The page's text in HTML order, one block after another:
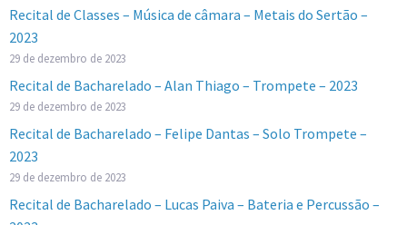
Recital de Classes – Música de câmara – Metais do Sertão –
2023
29 de dezembro de 2023
Recital de Bacharelado – Alan Thiago – Trompete – 2023
29 de dezembro de 2023
Recital de Bacharelado – Felipe Dantas – Solo Trompete –
2023
29 de dezembro de 2023
Recital de Bacharelado – Lucas Paiva – Bateria e Percussão –